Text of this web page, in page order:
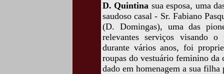
D. Quintina sua esposa, uma
saudoso casal - Sr. Fabiano
(D. Domingas), uma das
relevantes serviços visando
durante vários anos, foi
roupas do vestuário feminino da
dado em homenagem a sua